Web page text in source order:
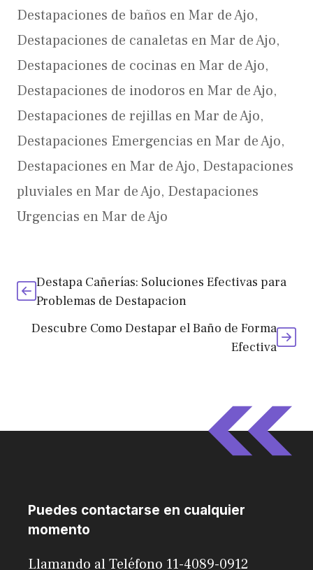
Destapaciones de baños en Mar de Ajo,
Destapaciones de canaletas en Mar de Ajo,
Destapaciones de cocinas en Mar de Ajo,
Destapaciones de inodoros en Mar de Ajo,
Destapaciones de rejillas en Mar de Ajo,
Destapaciones Emergencias en Mar de Ajo,
Destapaciones en Mar de Ajo, Destapaciones
pluviales en Mar de Ajo, Destapaciones
Urgencias en Mar de Ajo
Destapa Cañerías: Soluciones Efectivas para
Problemas de Destapacion
Descubre Como Destapar el Baño de Forma
Efectiva
Puedes contactarse en cualquier
momento
Llamando al Teléfono 11-4089-0912